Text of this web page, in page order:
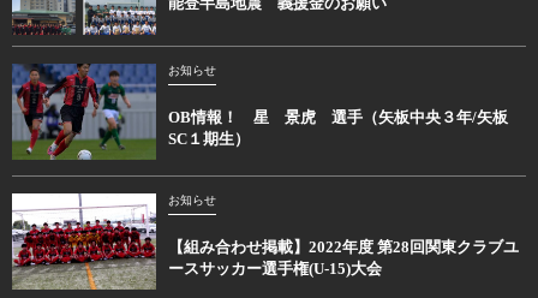
お知らせ
OB情報！ 星 景虎 選手（矢板中央３年/矢板
SC１期生）
お知らせ
【組み合わせ掲載】2022年度 第28回関東クラブユ
ースサッカー選手権(U-15)大会